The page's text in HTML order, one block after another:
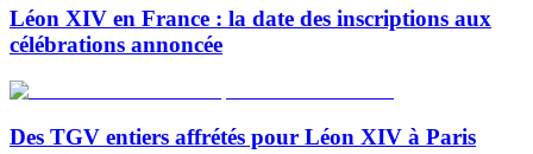
Léon XIV en France : la date des inscriptions aux
célébrations annoncée
Des TGV entiers affrétés pour Léon XIV à Paris